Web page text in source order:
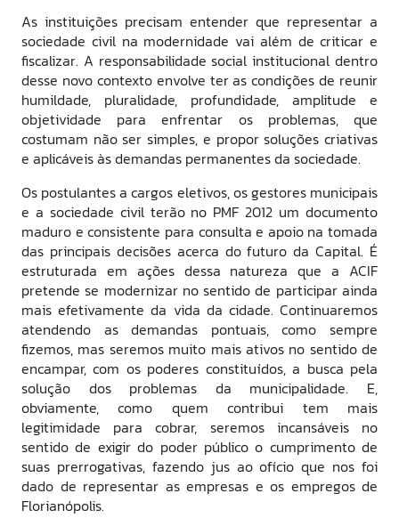
As instituições precisam entender que representar a
sociedade civil na modernidade vai além de criticar e
fiscalizar. A responsabilidade social institucional dentro
desse novo contexto envolve ter as condições de reunir
humildade, pluralidade, profundidade, amplitude e
objetividade para enfrentar os problemas, que
costumam não ser simples, e propor soluções criativas
e aplicáveis às demandas permanentes da sociedade.
Os postulantes a cargos eletivos, os gestores municipais
e a sociedade civil terão no PMF 2012 um documento
maduro e consistente para consulta e apoio na tomada
das principais decisões acerca do futuro da Capital. É
estruturada em ações dessa natureza que a ACIF
pretende se modernizar no sentido de participar ainda
mais efetivamente da vida da cidade. Continuaremos
atendendo as demandas pontuais, como sempre
fizemos, mas seremos muito mais ativos no sentido de
encampar, com os poderes constituídos, a busca pela
solução dos problemas da municipalidade. E,
obviamente, como quem contribui tem mais
legitimidade para cobrar, seremos incansáveis no
sentido de exigir do poder público o cumprimento de
suas prerrogativas, fazendo jus ao ofício que nos foi
dado de representar as empresas e os empregos de
Florianópolis.